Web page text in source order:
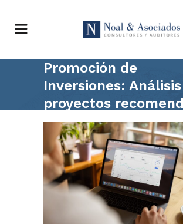
Promoción de
Inversiones:
proyectos